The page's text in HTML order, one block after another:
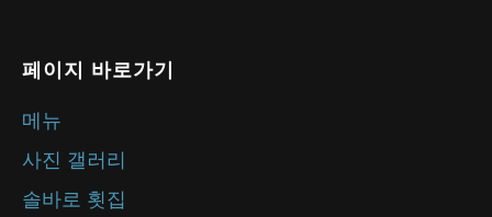
페이지 바로가기
메뉴
사진 갤러리
솔바로 횟집